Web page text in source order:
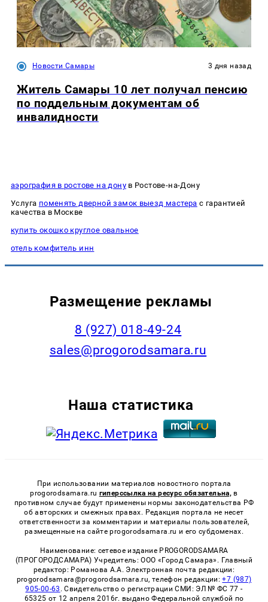
Новости Самары 3 дня назад
Житель Самары 10 лет получал пенсию
по поддельным документам об
инвалидности
аэрография в ростове на донув Ростове-на-Дону
Услуга поменять дверной замок выезд мастера с гарантией
качества в Москве
купить окошко круглое овальное
отель комфитель инн
Размещение рекламы
8 (927) 018-49-24
sales@progorodsamara.ru
Наша статистика
При использовании материалов новостного портала
progorodsamara.ru гиперссылка на ресурс обязательна, в
противном случае будут применены нормы законодательства РФ
об авторских и смежных правах. Редакция портала не несет
ответственности за комментарии и материалы пользователей,
размещенные на сайте progorodsamara.ru и его субдоменах.
Наименование: сетевое издание PROGORODSAMARA
(ПРОГОРОДСАМАРА) Учредитель: ООО «Город Самара». Главный
редактор: Романова А.А. Электронная почта редакции:
progorodsamara@progorodsamara.ru, телефон редакции:+7 (987)
905-00-63 . Свидетельство о регистрации СМИ: ЭЛ № ФС 77 -
65325 от 12 апреля 2016г. выдано Федеральной службой по